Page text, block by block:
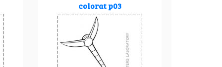
colorat p03